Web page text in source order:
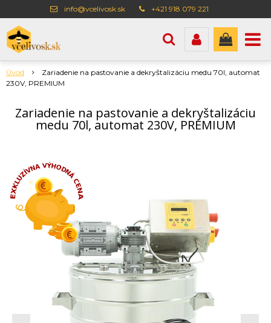
info@vcelivosk.sk +421 918 079 221
Úvod
Zariadenie na pastovanie a dekryštalizáciu medu 70l, automat
230V, PREMIUM
Zariadenie na pastovanie a dekryštalizáciu
medu 70l, automat 230V, PREMIUM